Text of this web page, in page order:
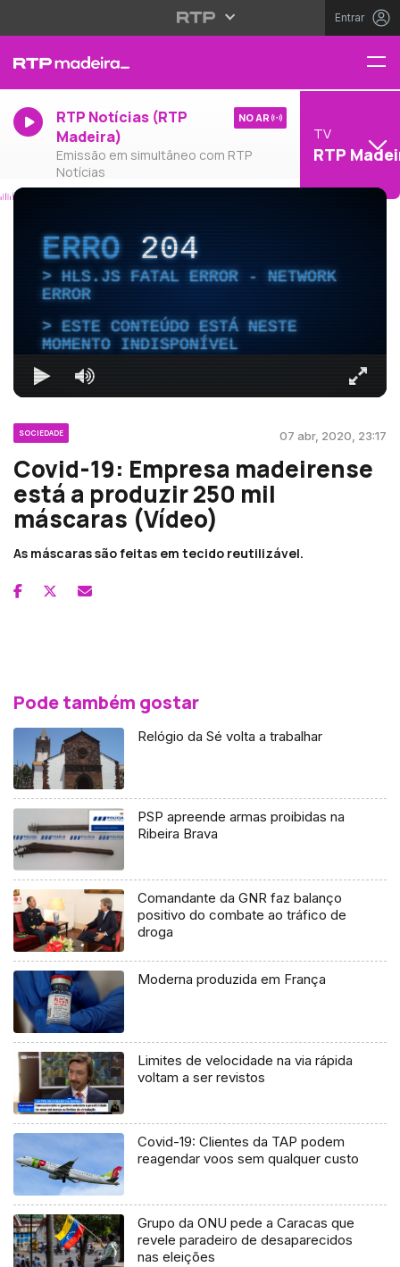
Entrar
RTP Notícias (RTP
Madeira)
Emissão em simultâneo com RTP
Notícias
NO AR
TV
RTP
ERRO204
HLS.JS FATAL ERROR - NETWORK
ERROR
ESTE CONTEÚDO ESTÁ NESTE
MOMENTO INDISPONÍVEL
SOCIEDADE 07 abr, 2020, 23:17
Covid-19: Empresa madeirense
está a produzir 250 mil
máscaras (Vídeo)
As máscaras são feitas em tecido reutilizável.
Pode também gostar
Relógio da Sé volta a trabalhar
PSP apreende armas proibidas na
Ribeira Brava
Comandante da GNR faz balanço
positivo do combate ao tráfico de
droga
Moderna produzida em França
Limites de velocidade na via rápida
voltam a ser revistos
Covid-19: Clientes da TAP podem
reagendar voos sem qualquer custo
Grupo da ONU pede a Caracas que
revele paradeiro de desaparecidos
nas eleições